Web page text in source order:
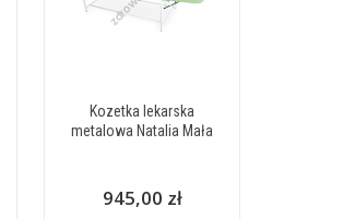
Kozetka lekarska
metalowa Natalia Mała
945,00 zł